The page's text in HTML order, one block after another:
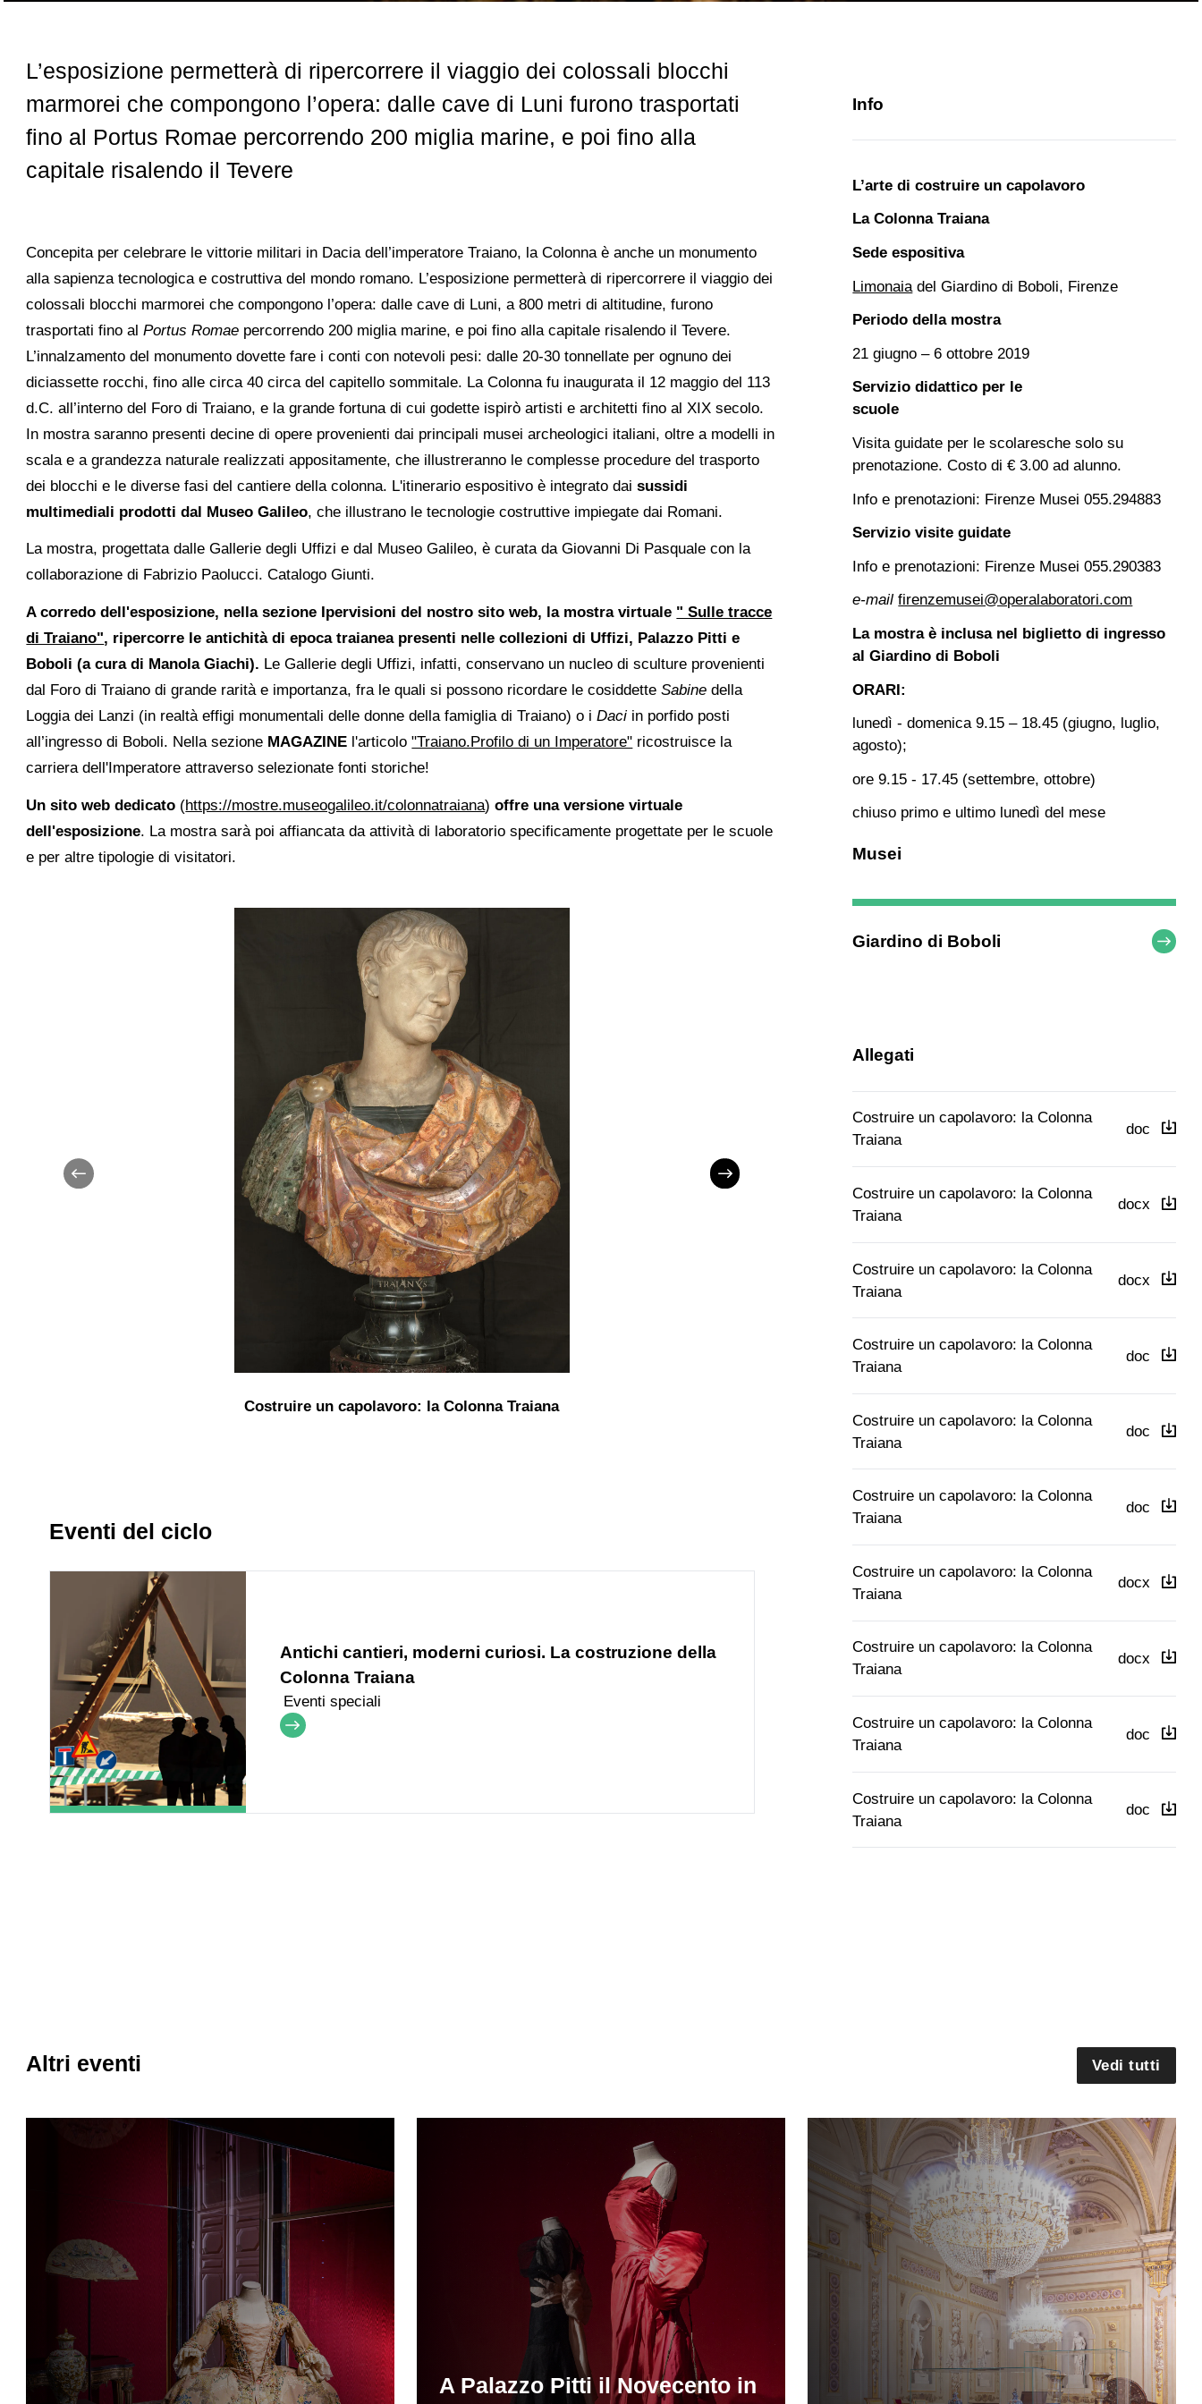
L’esposizione permetterà di ripercorrere il viaggio dei colossali blocchi
marmorei che compongono l’opera: dalle cave di Luni furono trasportati
fino al Portus Romae percorrendo 200 miglia marine, e poi fino alla
capitale risalendo il Tevere
Concepita per celebrare le vittorie militari in Dacia dell’imperatore Traiano, la Colonna è anche un monumento
alla sapienza tecnologica e costruttiva del mondo romano. L’esposizione permetterà di ripercorrere il viaggio dei
colossali blocchi marmorei che compongono l’opera: dalle cave di Luni, a 800 metri di altitudine, furono
trasportati fino alPortus Romae percorrendo 200 miglia marine, e poi fino alla capitale risalendo il Tevere.
L’innalzamento del monumento dovette fare i conti con notevoli pesi: dalle 20-30 tonnellate per ognuno dei
diciassette rocchi, fino alle circa 40 circa del capitello sommitale. La Colonna fu inaugurata il 12 maggio del 113
d.C. all’interno del Foro di Traiano, e la grande fortuna di cui godette ispirò artisti e architetti fino al XIX secolo.
In mostra saranno presenti decine di opere provenienti dai principali musei archeologici italiani, oltre a modelli in
scala e a grandezza naturale realizzati appositamente, che illustreranno le complesse procedure del trasporto
dei blocchi e le diverse fasi del cantiere della colonna. L'itinerario espositivo è integrato daisussidi
multimediali prodotti dal Museo Galileo, che illustrano le tecnologie costruttive impiegate dai Romani.
La mostra, progettata dalle Gallerie degli Uffizi e dal Museo Galileo, è curata da Giovanni Di Pasquale con la
collaborazione di Fabrizio Paolucci. Catalogo Giunti.
A corredo dell'esposizione, nella sezione Ipervisioni del nostro sito web, la mostra virtuale " Sulle tracce
di Traiano", ripercorre le antichità di epoca traianea presenti nelle collezioni di Uffizi, Palazzo Pitti e
Boboli (a cura di Manola Giachi). Le Gallerie degli Uffizi, infatti, conservano un nucleo di sculture provenienti
dal Foro di Traiano di grande rarità e importanza, fra le quali si possono ricordare le cosiddetteSabine della
Loggia dei Lanzi (in realtà effigi monumentali delle donne della famiglia di Traiano) o iDaci in porfido posti
all’ingresso di Boboli. Nella sezione MAGAZINE l'articolo"Traiano.Profilo di un Imperatore" ricostruisce la
carriera dell'Imperatore attraverso selezionate fonti storiche!
Un sito web dedicato (https://mostre.museogalileo.it/colonnatraiana)offre una versione virtuale
dell'esposizione. La mostra sarà poi affiancata da attività di laboratorio specificamente progettate per le scuole
e per altre tipologie di visitatori.
Costruire un capolavoro: la Colonna Traiana
Eventi del ciclo
Antichi cantieri, moderni curiosi. La costruzione della
Colonna Traiana
Eventi speciali
Info
L’arte di costruire un capolavoro
La Colonna Traiana
Sede espositiva
Limonaia del Giardino di Boboli, Firenze
Periodo della mostra
21 giugno – 6 ottobre 2019
Servizio didattico per le
scuole
Visita guidate per le scolaresche solo su
prenotazione. Costo di € 3.00 ad alunno.
Info e prenotazioni: Firenze Musei 055.294883
Servizio visite guidate
Info e prenotazioni: Firenze Musei 055.290383
e-mail firenzemusei@operalaboratori.com
La mostra è inclusa nel biglietto di ingresso
al Giardino di Boboli
ORARI:
lunedì - domenica 9.15 – 18.45 (giugno, luglio,
agosto);
ore 9.15 - 17.45 (settembre, ottobre)
chiuso primo e ultimo lunedì del mese
Musei
Giardino di Boboli
Allegati
Costruire un capolavoro: la Colonna
Traiana
doc
Costruire un capolavoro: la Colonna
Traiana
docx
Costruire un capolavoro: la Colonna
Traiana
docx
Costruire un capolavoro: la Colonna
Traiana
doc
Costruire un capolavoro: la Colonna
Traiana
doc
Costruire un capolavoro: la Colonna
Traiana
doc
Costruire un capolavoro: la Colonna
Traiana
docx
Costruire un capolavoro: la Colonna
Traiana
docx
Costruire un capolavoro: la Colonna
Traiana
doc
Costruire un capolavoro: la Colonna
Traiana
doc
Altri eventi Vedi tutti
A Palazzo Pitti il Novecento in